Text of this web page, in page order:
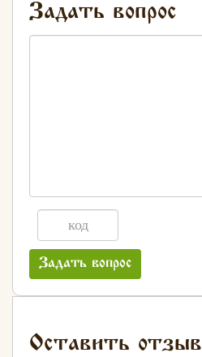
Задать вопрос
Задать вопрос
Оставить отзыв